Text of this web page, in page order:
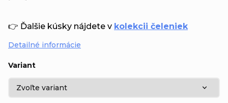
Variant
👉 Ďalšie kúsky nájdete v kolekcii čeleniek
Detailné informácie